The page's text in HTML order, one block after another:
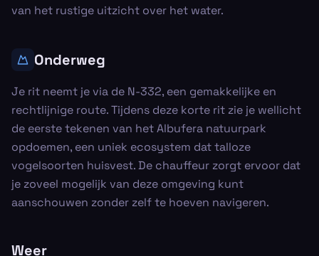
van het rustige uitzicht over het water.
Onderweg
Je rit neemt je via de N-332, een gemakkelijke en
rechtlijnige route. Tijdens deze korte rit zie je wellicht
de eerste tekenen van het Albufera natuurpark
opdoemen, een uniek ecosystem dat talloze
vogelsoorten huisvest. De chauffeur zorgt ervoor dat
je zoveel mogelijk van deze omgeving kunt
aanschouwen zonder zelf te hoeven navigeren.
Weer